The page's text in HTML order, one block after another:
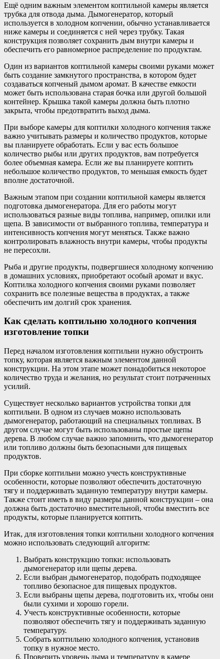
Ещё одним важным элементом коптильной камеры является
трубка для отвода дыма. Дымогенератор, который
используется в холодном копчении, обычно устанавливается
ниже камеры и соединяется с ней через трубку. Такая
конструкция позволяет сохранить дым внутри камеры и
обеспечить его равномерное распределение по продуктам.
Один из вариантов коптильной камеры своими руками может
быть создание замкнутого пространства, в котором будет
создаваться копченый дымом аромат. В качестве емкости
может быть использована старая бочка или другой большой
контейнер. Крышка такой камеры должна быть плотно
закрыта, чтобы предотвратить выход дыма.
При выборе камеры для коптилки холодного копчения также
важно учитывать размеры и количество продуктов, которые
вы планируете обработать. Если у вас есть большое
количество рыбы или других продуктов, вам потребуется
более объемная камера. Если же вы планируете коптить
небольшое количество продуктов, то меньшая емкость будет
вполне достаточной.
Важным этапом при создании коптильной камеры является
подготовка дымогенератора. Для его работы могут
использоваться разные виды топлива, например, опилки или
щепа. В зависимости от выбранного топлива, температура и
интенсивность копчения могут меняться. Также важно
контролировать влажность внутри камеры, чтобы продукты
не пересохли.
Рыба и другие продукты, подвергшиеся холодному копчению
в домашних условиях, приобретают особый аромат и вкус.
Коптилка холодного копчения своими руками позволяет
сохранить все полезные вещества в продуктах, а также
обеспечить им долгий срок хранения.
Как сделать коптильню холодного копчения
изготовление топки
Перед началом изготовления коптильни нужно обустроить
топку, которая является важным элементом данной
конструкции. На этом этапе может понадобиться некоторое
количество труда и желания, но результат стоит потраченных
усилий.
Существует несколько вариантов устройства топки для
коптильни. В одном из случаев можно использовать
дымогенератор, работающий на специальных топливах. В
другом случае могут быть использованы простые щепы
дерева. В любом случае важно запомнить, что дымогенератор
или топливо должны быть безопасными для пищевых
продуктов.
При сборке коптильни можно учесть конструктивные
особенности, которые позволяют обеспечить достаточную
тягу и поддерживать заданную температуру внутри камеры.
Также стоит иметь в виду размеры данной конструкции – она
должна быть достаточно вместительной, чтобы вместить все
продукты, которые планируется коптить.
Итак, для изготовления топки коптильни холодного копчения
можно использовать следующий алгоритм:
Выбрать конструкцию топки: использовать
дымогенератор или щепы дерева.
Если выбран дымогенератор, подобрать подходящее
топливо безопасное для пищевых продуктов.
Если выбраны щепы дерева, подготовить их, чтобы они
были сухими и хорошо горели.
Учесть конструктивные особенности, которые
позволяют обеспечить тягу и поддерживать заданную
температуру.
Собрать коптильню холодного копчения, установив
топку в нужное место.
Проверить уровень дыма и температуру в камере